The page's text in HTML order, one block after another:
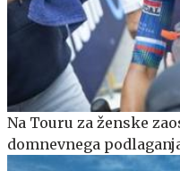
Na Touru za ženske
domnevnega